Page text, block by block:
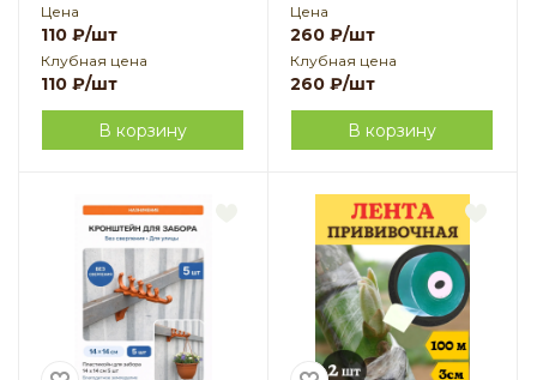
Цена
110 ₽/шт
Клубная цена
110 ₽/шт
В корзину
Цена
260 ₽/шт
Клубная цена
260 ₽/шт
В корзину